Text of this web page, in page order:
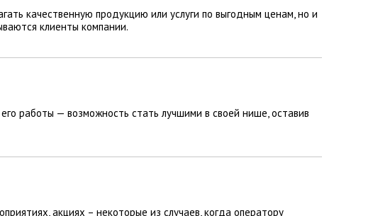
качественную продукцию или услуги по выгодным ценам, но и
клиенты компании.
работы — возможность стать лучшими в своей нише, оставив
акциях – некоторые из случаев, когда оператору